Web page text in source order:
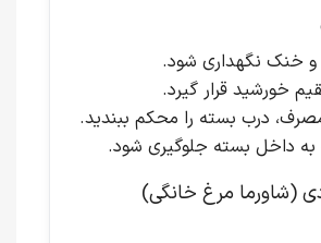
خنک نگهداری شود.
خورشید قرار گیرد.
درب بسته را محکم ببندید.
به داخل بسته جلوگیری شود.
(شاورما مرغ خانگی)